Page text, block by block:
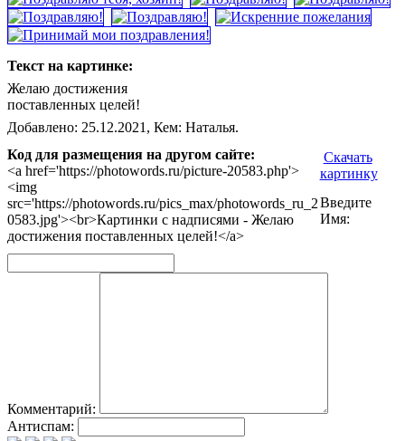
Текст на картинке:
Желаю достижения
поставленных целей!
Добавлено: 25.12.2021, Кем: Наталья.
Код для размещения на другом сайте:
<a href='https://photowords.ru/picture-20583.php'>
<img
src='https://photowords.ru/pics_max/photowords_ru_2
0583.jpg'><br>Картинки с надписями - Желаю
достижения поставленных целей!</a>
Скачать
картинку
Введите
Имя:
Комментарий:
Антиспам: